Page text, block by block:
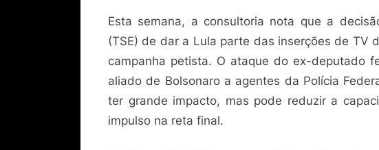
Esta semana, a consultoria nota que a
(TSE) de dar a Lula parte das inserções de TV
campanha petista. O ataque do ex-deputado
aliado de Bolsonaro a agentes da Polícia
ter grande impacto, mas pode reduzir a
impulso na reta final.